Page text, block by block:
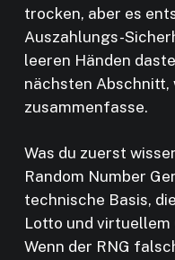
trocken, aber es
Auszahlungs-
leeren Händen
nächsten Abschnitt,
zusammenfasse.
Was du zuerst
Random Number
technische Basis,
Lotto und
Wenn der RNG